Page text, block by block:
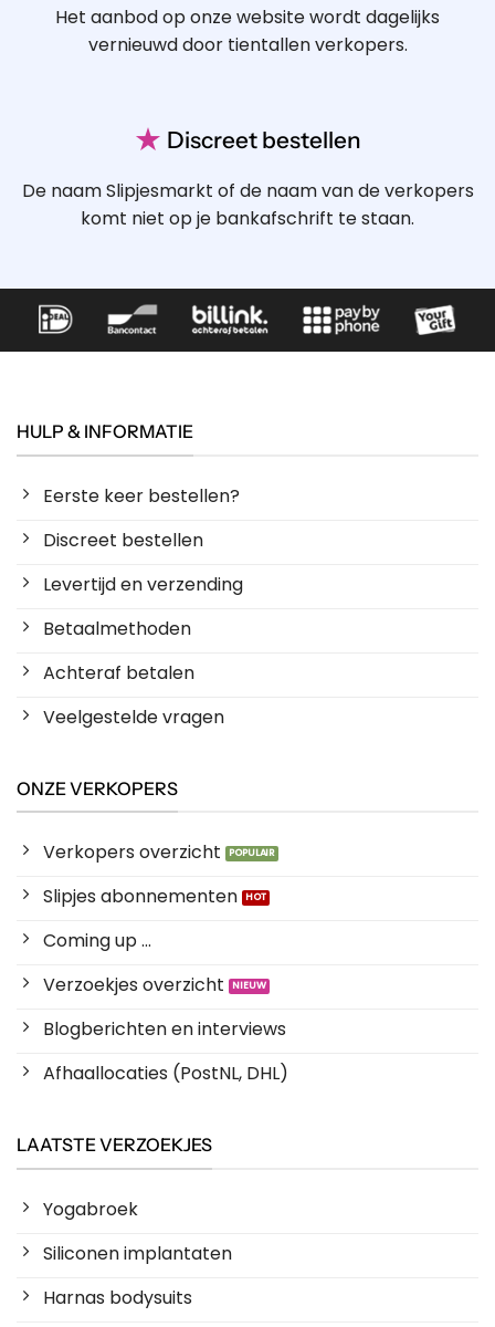
Het aanbod op onze website wordt dagelijks
vernieuwd door tientallen verkopers.
★ Discreet bestellen
De naam Slipjesmarkt of de naam van de verkopers
komt niet op je bankafschrift te staan.
HULP & INFORMATIE
Eerste keer bestellen?
Discreet bestellen
Levertijd en verzending
Betaalmethoden
Achteraf betalen
Veelgestelde vragen
ONZE VERKOPERS
Verkopers overzicht
Slipjes abonnementen
Coming up ...
Verzoekjes overzicht
Blogberichten en interviews
Afhaallocaties (PostNL, DHL)
LAATSTE VERZOEKJES
Yogabroek
Siliconen implantaten
Harnas bodysuits